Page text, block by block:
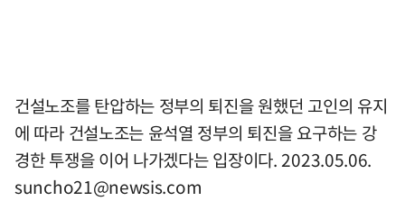
건설노조를 탄압하는 정부의 퇴진을 원했던 고인의 유지
에 따라 건설노조는 윤석열 정부의 퇴진을 요구하는 강
경한 투쟁을 이어 나가겠다는 입장이다. 2023.05.06.
suncho21@newsis.com